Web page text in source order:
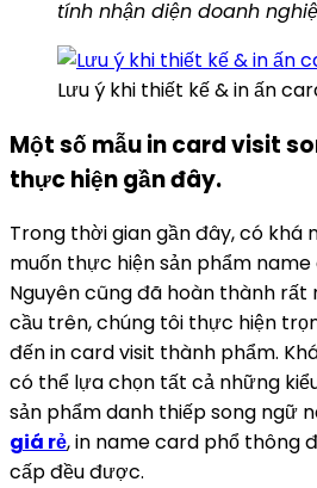
tính nhận diện doanh
Lưu ý khi thiết kế & in ấn
Một số mẫu in card visit
thực hiện gần đây.
Trong thời gian gần đây, có khá
muốn thực hiện sản phẩm name
Nguyên cũng đã hoàn thành rất
cầu trên, chúng tôi thực hiện
đến in card visit thành phẩm.
có thể lựa chọn tất cả những
sản phẩm danh thiếp song ngữ
giá rẻ, in name card phổ thông
cấp đều được.